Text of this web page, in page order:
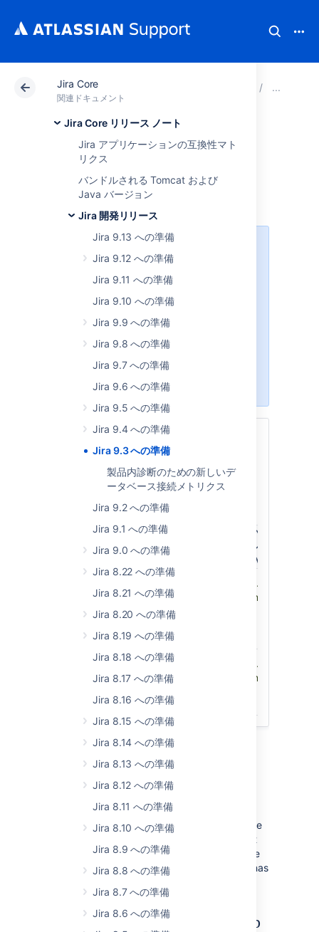
Jira Core
関連ドキュメント
Jira Core リリース ノート
Jira アプリケーションの互換性マト
リクス
バンドルされる Tomcat および
Java バージョン
Jira 開発リリース
Jira 9.13 への準備
Jira 9.12 への準備
Jira 9.11 への準備
Jira 9.10 への準備
Jira 9.9 への準備
Jira 9.8 への準備
Jira 9.7 への準備
Jira 9.6 への準備
Jira 9.5 への準備
Jira 9.4 への準備
Jira 9.3 への準備
製品内診断のための新しいデ
ータベース接続メトリクス
Jira 9.2 への準備
Jira 9.1 への準備
Jira 9.0 への準備
Jira 8.22 への準備
Jira 8.21 への準備
Jira 8.20 への準備
Jira 8.19 への準備
Jira 8.18 への準備
Jira 8.17 への準備
Jira 8.16 への準備
Jira 8.15 への準備
Jira 8.14 への準備
Jira 8.13 への準備
Jira 8.12 への準備
Jira 8.11 への準備
Jira 8.10 への準備
Jira 8.9 への準備
Jira 8.8 への準備
Jira 8.7 への準備
Jira 8.6 への準備
アトラシアン サポート Jira Core
Jira 9.3 への準備
This documentation is intended for Jira
developers who want to ensure that their
はJira の完全な再インデックスが
トリガーされるため、
8.x をご利用の場合、ダウンタイム
を予測したうえでアップグレードに
さい。
完全な再インデックスやダウンタイ
ムの予測方法の詳細の確認
最新バージョン
ここでは最新の EAP についての情報をご案
内します。
Application/Date
バージョ
ン
(Maven)
9.3.0-
m0004
Jira Service
Management
2022 年 9 月 15 日
5.3.0-
m0004
変更の概要
In this section we'll provide an overview of the
changes we intend to make, so you can start
thinking how it might impact your apps. Once
they're ready, we'll indicate when a change has
Multi-threadedindex catch-up